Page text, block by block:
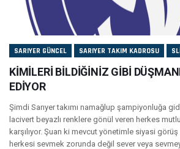
SARIYER GÜNCEL SARIYER TAKIM KADROSU
KİMİLERİ BİLDİĞİNİZ GİBİ
EDİYOR
Şimdi Sarıyer takımı namağlup şampiyonluğa
lacivert beyazlı renklere gönül veren herkes
karşılıyor. Şuan ki mevcut yönetimle siyasi
herkesi sevmek zorunda değil sever veya